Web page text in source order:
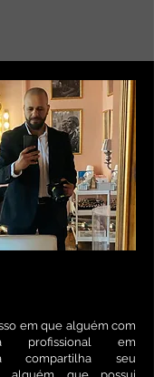
em que alguém com
profissional em
compartilha seu